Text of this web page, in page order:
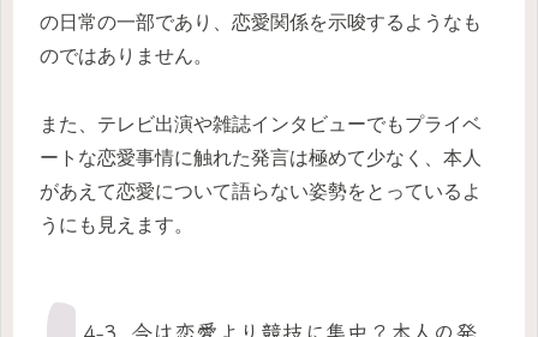
の日常の一部であり、恋愛関係を示唆するようなも
のではありません。
また、テレビ出演や雑誌インタビューでもプライベ
ートな恋愛事情に触れた発言は極めて少なく、本人
があえて恋愛について語らない姿勢をとっているよ
うにも見えます。
4-3. 今は恋愛より競技に集中？本人の発